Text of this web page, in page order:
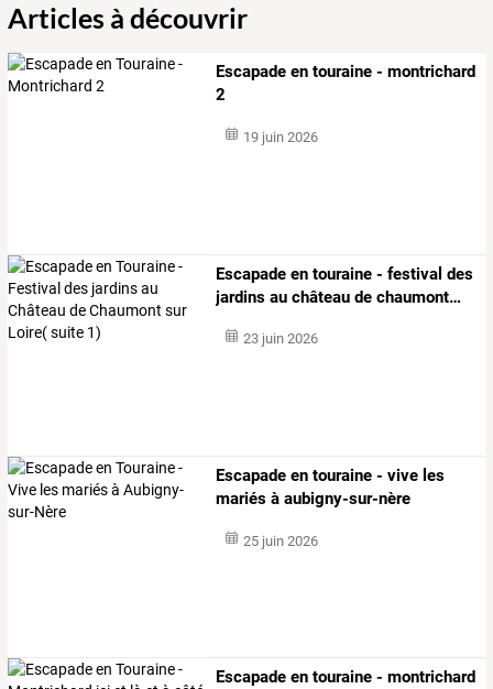
Articles à découvrir
Escapade en touraine - montrichard
2
19 juin 2026
Escapade en touraine - festival des
jardins au château de chaumont…
23 juin 2026
Escapade en touraine - vive les
mariés à aubigny-sur-nère
25 juin 2026
Escapade en touraine - montrichard